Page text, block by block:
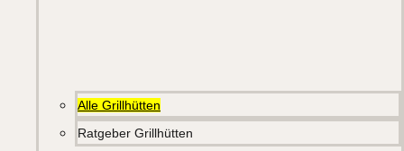
Alle Grillhütten
Ratgeber Grillhütten